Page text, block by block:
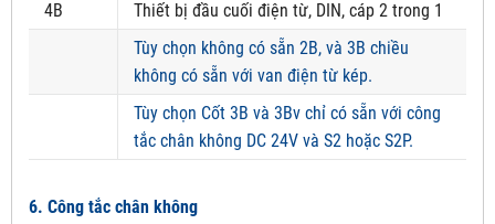
4B
Thiết bị đầu cuối điện từ, DIN, cáp 2 trong 1
Tùy chọn không có sẵn 2B, và 3B chiều
không có sẵn với van điện từ kép.
Tùy chọn Cốt 3B và 3Bv chỉ có sẵn với công
tắc chân không DC 24V và S2 hoặc S2P.
6. Công tắc chân không